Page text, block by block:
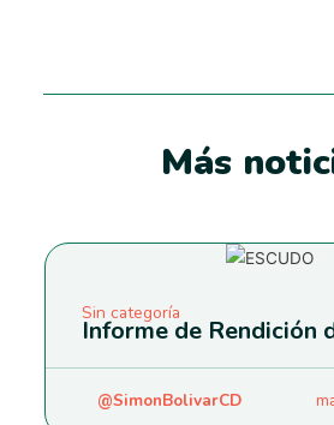
Más
Sin categoría
Informe de Rendición
@SimonBolivarCD